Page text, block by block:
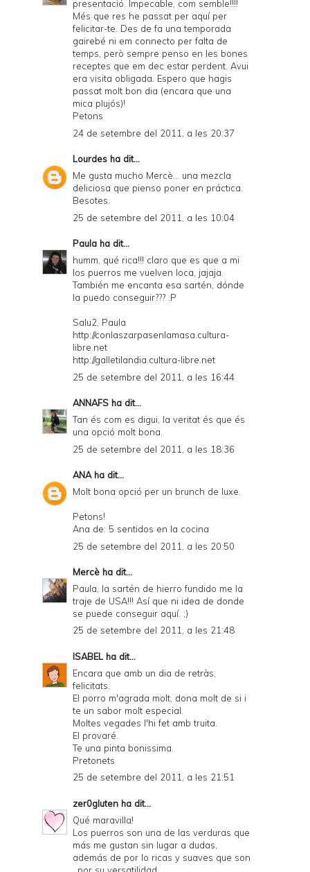
presentació. Impecable, com semble!!!!
Més que res he passat per aquí per
felicitar-te. Des de fa una temporada
gairebé ni em connecto per falta de
temps, però sempre penso en les bones
receptes que em dec estar perdent. Avui
era visita obligada. Espero que hagis
passat molt bon dia (encara que una
mica plujós)!
Petons
24 de setembre del 2011, a les 20:37
Lourdes ha dit...
Me gusta mucho Mercè... una mezcla
deliciosa que pienso poner en práctica.
Besotes.
25 de setembre del 2011, a les 10:04
Paula ha dit...
humm, qué rica!!! claro que es que a mi
los puerros me vuelven loca, jajaja.
También me encanta esa sartén, dónde
la puedo conseguir??? :P
Salu2, Paula
http://conlaszarpasenlamasa.cultura-
libre.net
http://galletilandia.cultura-libre.net
25 de setembre del 2011, a les 16:44
ANNAFS ha dit...
Tan és com es digui, la veritat és que és
una opció molt bona.
25 de setembre del 2011, a les 18:36
ANAha dit...
Molt bona opció per un brunch de luxe.
Petons!
Ana de: 5 sentidos en la cocina
25 de setembre del 2011, a les 20:50
Mercè ha dit...
Paula, la sartén de hierro fundido me la
traje de USA!!! Así que ni idea de donde
se puede conseguir aquí. ;)
25 de setembre del 2011, a les 21:48
ISABEL ha dit...
Encara que amb un dia de retràs,
felicitats.
El porro m'agrada molt, dona molt de si i
te un sabor molt especial.
Moltes vegades l'hi fet amb truita.
El provaré.
Te una pinta bonissima.
Pretonets
25 de setembre del 2011, a les 21:51
zer0gluten ha dit...
Qué maravilla!
Los puerros son una de las verduras que
más me gustan sin lugar a dudas,
además de por lo ricas y suaves que son